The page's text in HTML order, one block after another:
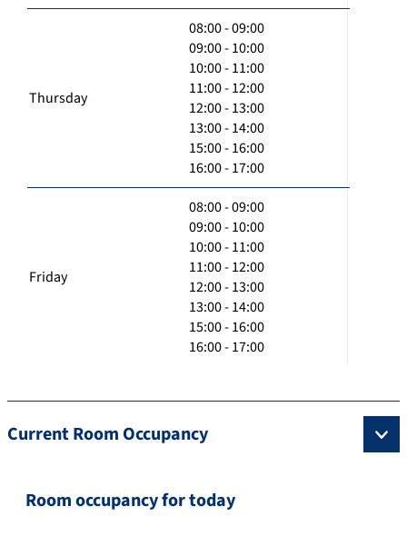
Thursday
08:00 - 09:00
09:00 - 10:00
10:00 - 11:00
11:00 - 12:00
12:00 - 13:00
13:00 - 14:00
15:00 - 16:00
16:00 - 17:00
Friday
08:00 - 09:00
09:00 - 10:00
10:00 - 11:00
11:00 - 12:00
12:00 - 13:00
13:00 - 14:00
15:00 - 16:00
16:00 - 17:00
Current Room Occupancy
Room occupancy for today